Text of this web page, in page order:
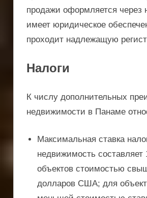
продажи оформляется через
имеет юридическое
проходит надлежащую
Налоги
К числу дополнительных
недвижимости в Панаме
Максимальная ставка
недвижимость составляет
объектов стоимостью
долларов США; для